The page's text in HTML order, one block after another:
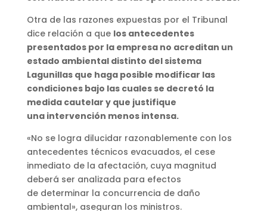
Otra de las razones expuestas por el Tribunal
dice relación a que los antecedentes
presentados por la empresa no acreditan un
estado ambiental distinto del sistema
Lagunillas que haga posible modificar las
condiciones bajo las cuales se decretó la
medida cautelar y que justifique
una intervención menos intensa.
«No se logra dilucidar razonablemente con los
antecedentes técnicos evacuados, el cese
inmediato de la afectación, cuya magnitud
deberá ser analizada para efectos
de determinar la concurrencia de daño
ambiental», aseguran los ministros.